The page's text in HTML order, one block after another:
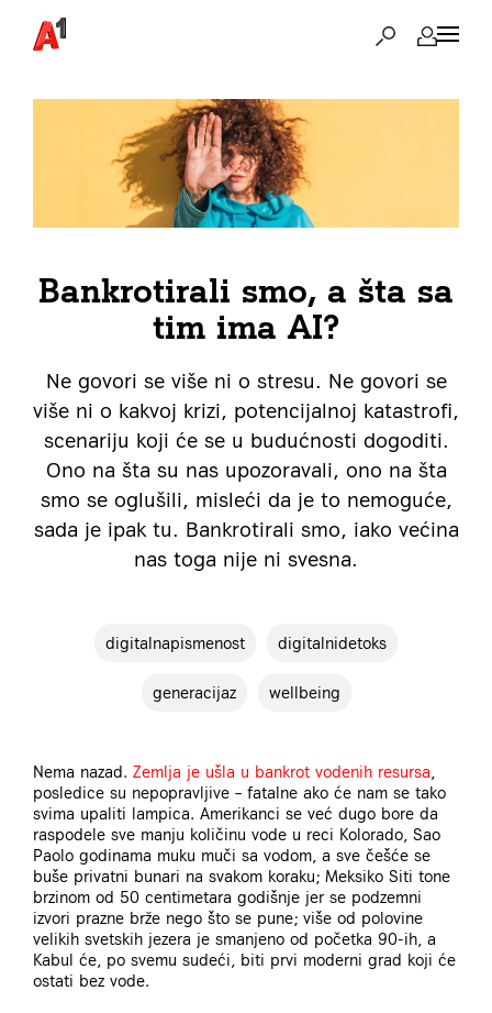
Bankrotirali smo, a šta sa
tim ima AI?
Ne govori se više ni o stresu. Ne govori se
više ni o kakvoj krizi, potencijalnoj katastrofi,
scenariju koji će se u budućnosti dogoditi.
Ono na šta su nas upozoravali, ono na šta
smo se oglušili, misleći da je to nemoguće,
sada je ipak tu. Bankrotirali smo, iako većina
nas toga nije ni svesna.
digitalnapismenost digitalnidetoks
generacijaz wellbeing
Nema nazad. Zemlja je ušla u bankrot vodenih resursa,
posledice su nepopravljive – fatalne ako će nam se tako
svima upaliti lampica. Amerikanci se već dugo bore da
raspodele sve manju količinu vode u reci Kolorado, Sao
Paolo godinama muku muči sa vodom, a sve češće se
buše privatni bunari na svakom koraku; Meksiko Siti tone
brzinom od 50 centimetara godišnje jer se podzemni
izvori prazne brže nego što se pune; više od polovine
velikih svetskih jezera je smanjeno od početka 90-ih, a
Kabul će, po svemu sudeći, biti prvi moderni grad koji će
ostati bez vode.